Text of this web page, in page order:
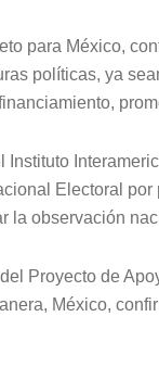
para México,
políticas, ya
Instituto
Electoral
la observación
Proyecto de
México,